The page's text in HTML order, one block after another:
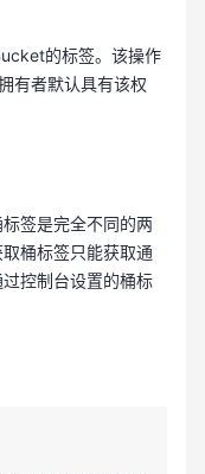
的标签。该操作
有者默认具有该权
签是完全不同的两
桶标签只能获取通
控制台设置的桶标